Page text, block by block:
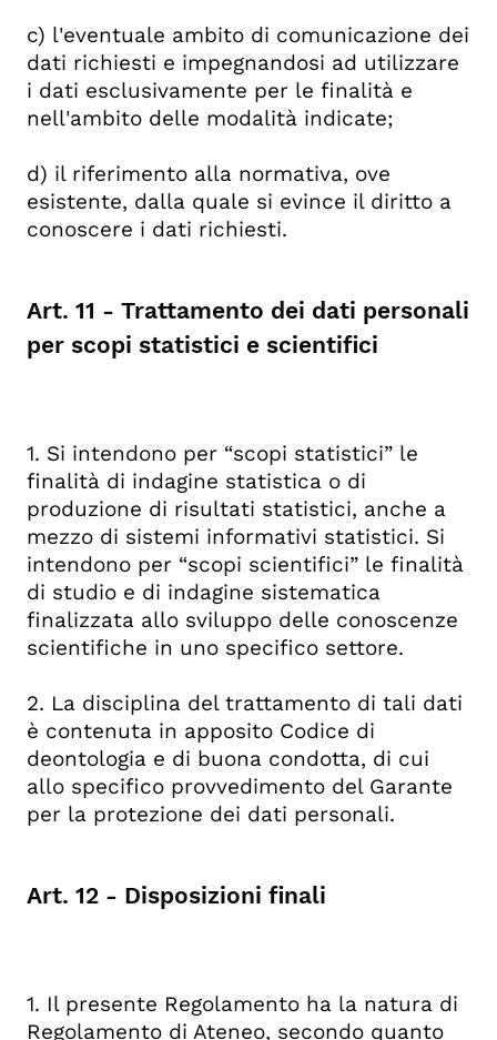
c) l'eventuale ambito di comunicazione dei
dati richiesti e impegnandosi ad utilizzare
i dati esclusivamente per le finalità e
nell'ambito delle modalità indicate;
d) il riferimento alla normativa, ove
esistente, dalla quale si evince il diritto a
conoscere i dati richiesti.
Art. 11 - Trattamento dei dati personali
per scopi statistici e scientifici
1. Si intendono per “scopi statistici” le
finalità di indagine statistica o di
produzione di risultati statistici, anche a
mezzo di sistemi informativi statistici. Si
intendono per “scopi scientifici” le finalità
di studio e di indagine sistematica
finalizzata allo sviluppo delle conoscenze
scientifiche in uno specifico settore.
2. La disciplina del trattamento di tali dati
è contenuta in apposito Codice di
deontologia e di buona condotta, di cui
allo specifico provvedimento del Garante
per la protezione dei dati personali.
Art. 12 - Disposizioni finali
1. Il presente Regolamento ha la natura di
Regolamento di Ateneo, secondo quanto